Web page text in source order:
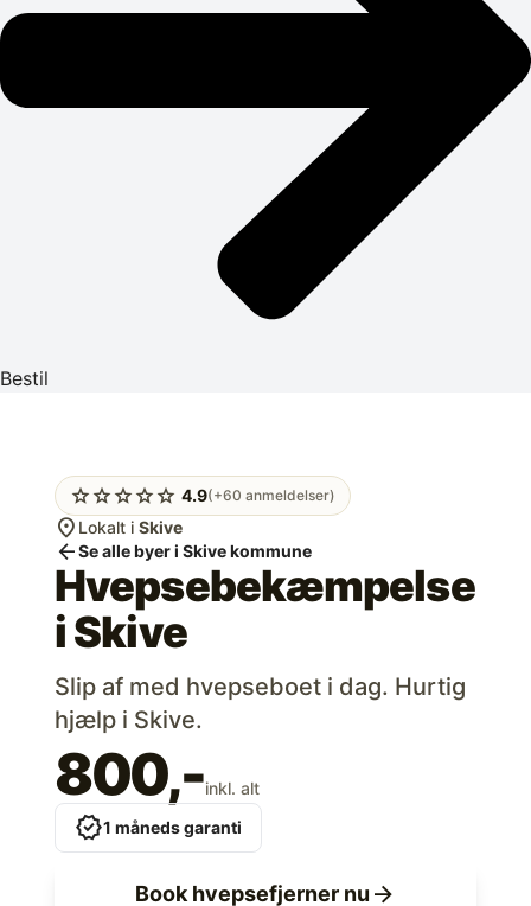
Bestil
starstarstarstarstar 4.9(+60 anmeldelser)
location_on Lokalt i Skive
arrow_backSe alle byer i Skive kommune
Hvepsebekæmpelse
iSkive
Slip af med hvepseboet i dag. Hurtig
hjælp i Skive.
800,-inkl. alt
verified1 måneds garanti
Book hvepsefjerner nu arrow_forward